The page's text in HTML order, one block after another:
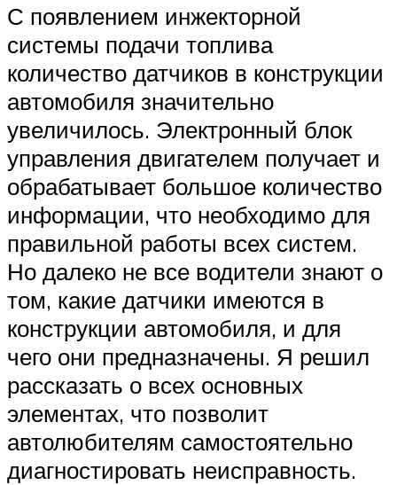
С появлением инжекторной
системы подачи топлива
количество датчиков в конструкции
автомобиля значительно
увеличилось. Электронный блок
управления двигателем получает и
обрабатывает большое количество
информации, что необходимо для
правильной работы всех систем.
Но далеко не все водители знают о
том, какие датчики имеются в
конструкции автомобиля, и для
чего они предназначены. Я решил
рассказать о всех основных
элементах, что позволит
автолюбителям самостоятельно
диагностировать неисправность.